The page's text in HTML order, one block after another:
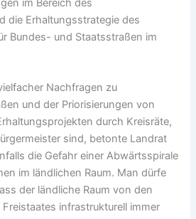
im Bereich des
die Erhaltungsstrategie des
Bundes- und Staatsstraßen im
Nachfragen zu
und der Priorisierungen von
durch Kreisräte,
sind, betonte Landrat
die Gefahr einer Abwärtsspirale
im ländlichen Raum. Man dürfe
der ländliche Raum von den
infrastrukturell immer